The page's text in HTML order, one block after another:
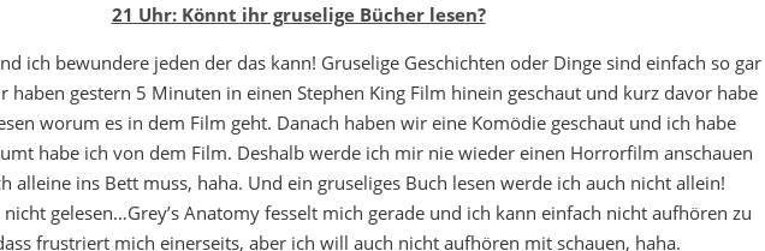
21 Uhr: Könnt ihr gruselige Bücher lesen?
ich bewundere jeden der das kann! Gruselige Geschichten oder Dinge sind einfach so gar
haben gestern 5 Minuten in einen Stephen King Film hinein geschaut und kurz davor habe
worum es in dem Film geht. Danach haben wir eine Komödie geschaut und ich habe
habe ich von dem Film. Deshalb werde ich mir nie wieder einen Horrorfilm anschauen
alleine ins Bett muss, haha. Und ein gruseliges Buch lesen werde ich auch nicht allein!
gelesen…Grey’s Anatomy fesselt mich gerade und ich kann einfach nicht aufhören zu
frustriert mich einerseits, aber ich will auch nicht aufhören mit schauen, haha.